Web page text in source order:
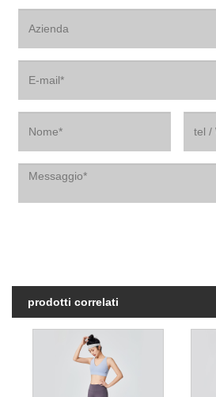
prodotti correlati